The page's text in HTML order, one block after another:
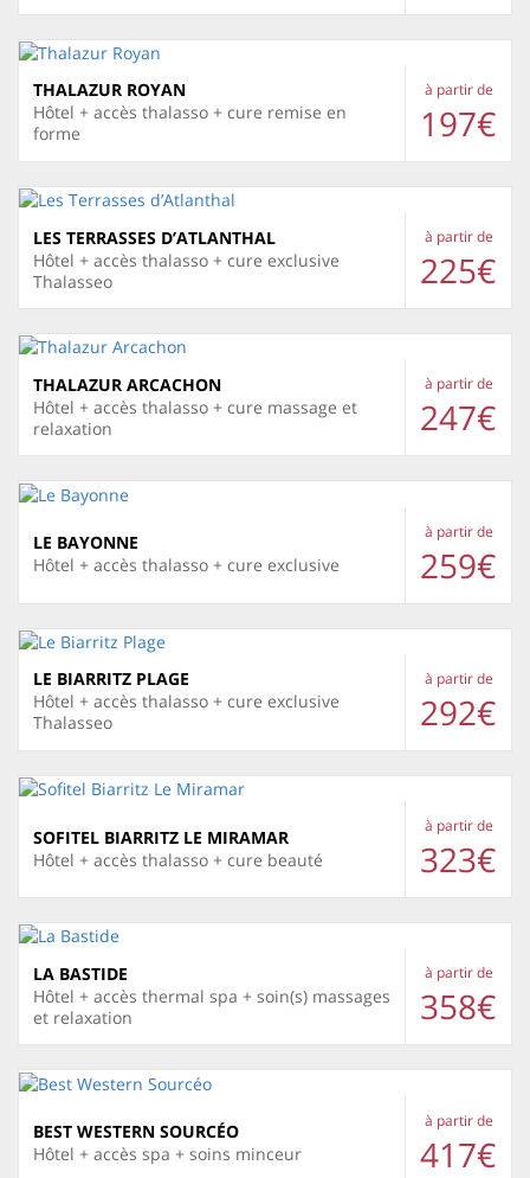
THALAZUR ROYAN
Hôtel + accès thalasso + cure remise en
forme
à partir de
197€
LES TERRASSES D’ATLANTHAL
Hôtel + accès thalasso + cure exclusive
Thalasseo
à partir de
225€
THALAZUR ARCACHON
Hôtel + accès thalasso + cure massage et
relaxation
à partir de
247€
LE BAYONNE
Hôtel + accès thalasso + cure exclusive
à partir de
259€
LE BIARRITZ PLAGE
Hôtel + accès thalasso + cure exclusive
Thalasseo
à partir de
292€
SOFITEL BIARRITZ LE MIRAMAR
Hôtel + accès thalasso + cure beauté
à partir de
323€
LA BASTIDE
Hôtel + accès thermal spa + soin(s) massages
et relaxation
à partir de
358€
BEST WESTERN SOURCÉO
Hôtel + accès spa + soins minceur
à partir de
417€